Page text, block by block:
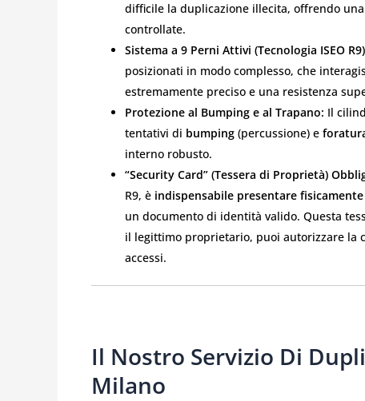
difficile la duplicazione illecita, offrendo
controllate.
Sistema a 9 Perni Attivi (Tecnologia ISEO
posizionati in modo complesso, che
estremamente preciso e una resistenza
Protezione al Bumping e al Trapano: Il
tentativi di bumping (percussione) e
interno robusto.
“Security Card” (Tessera di Proprietà)
R9, è indispensabile presentare
un documento di identità valido. Questa
il legittimo proprietario, puoi autorizzare la
accessi.
Il Nostro Servizio Di
Milano